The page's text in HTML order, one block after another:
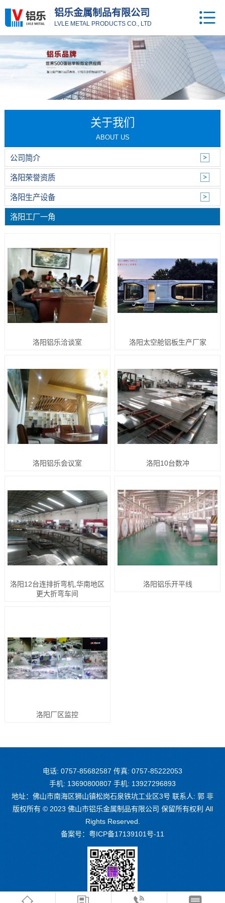
铝乐金属制品有限公司
LVLE METAL PRODUCTS CO., LTD
关于我们
ABOUT US
公司简介
洛阳荣誉资质
洛阳生产设备
洛阳工厂一角
洛阳铝乐洽谈室 洛阳太空舱铝板生产厂家
洛阳铝乐会议室 洛阳10台数冲
洛阳12台连排折弯机,华南地区
更大折弯车间
洛阳铝乐开平线
洛阳厂区监控
电话: 0757-85682587 传真: 0757-85222053
手机: 13690800807 手机: 13927296893
地址：佛山市南海区狮山镇松岗石泉铁坑工业区3号 联系人: 郭 非
版权所有 © 2023 佛山市铝乐金属制品有限公司 保留所有权利 All
Rights Reserved.
备案号： 粤ICP备17139101号-11